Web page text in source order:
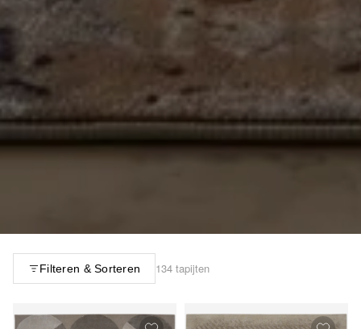
Filteren & Sorteren 134 tapijten